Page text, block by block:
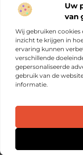
Uw
van
Wij gebruiken
inzicht te krijgen in
ervaring kunnen
verschillende
gepersonaliseerde
gebruik van de
informatie.
Main Links
Ontdek elke dag